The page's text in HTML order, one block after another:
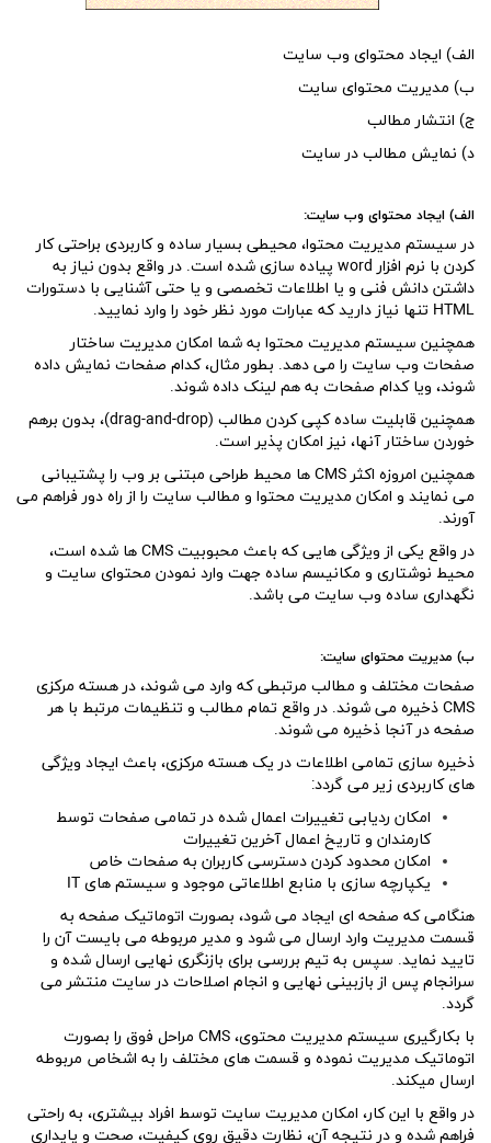
الف) ایجاد محتوای وب سایت
ب) مدیریت محتوای سایت
ج) انتشار مطالب
د) نمایش مطالب در سایت
الف) ایجاد محتوای وب سایت:
در سیستم مدیریت محتوا، محیطی بسیار ساده و کاربردی براحتی کار
کردن با نرم افزار word پیاده سازی شده است. در واقع بدون نیاز به
داشتن دانش فنی و یا اطلاعات تخصصی و یا حتی آشنایی با دستورات
HTML تنها نیاز دارید که عبارات مورد نظر خود را وارد نمایید.
همچنین سیستم مدیریت محتوا به شما امکان مدیریت ساختار
صفحات وب سایت را می دهد. بطور مثال، کدام صفحات نمایش داده
شوند، ویا کدام صفحات به هم لینک داده شوند.
همچنین قابلیت ساده کپی کردن مطالب (drag-and-drop)، بدون برهم
خوردن ساختار آنها، نیز امکان پذیر است.
همچنین امروزه اکثر CMS ها محیط طراحی مبتنی بر وب را پشتیبانی
می نمایند و امکان مدیریت محتوا و مطالب سایت را از راه دور فراهم می
آورند.
در واقع یکی از ویژگی هایی که باعث محبوبیت CMS ها شده است،
محیط نوشتاری و مکانیسم ساده جهت وارد نمودن محتوای سایت و
نگهداری ساده وب سایت می باشد.
ب) مدیریت محتوای سایت:
صفحات مختلف و مطالب مرتبطی که وارد می شوند، در هسته مرکزی
CMS ذخیره می شوند. در واقع تمام مطالب و تنظیمات مرتبط با هر
صفحه در آنجا ذخیره می شوند.
ذخیره سازی تمامی اطلاعات در یک هسته مرکزی، باعث ایجاد ویژگی
های کاربردی زیر می گردد:
امکان ردیابی تغییرات اعمال شده در تمامی صفحات توسط
کارمندان و تاریخ اعمال آخرین تغییرات
امکان محدود کردن دسترسی کاربران به صفحات خاص
یکپارچه سازی با منابع اطلاعاتی موجود و سیستم های IT
هنگامی که صفحه ای ایجاد می شود، بصورت اتوماتیک صفحه به
قسمت مدیریت وارد ارسال می شود و مدیر مربوطه می بایست آن را
تایید نماید. سپس به تیم بررسی برای بازنگری نهایی ارسال شده و
سرانجام پس از بازبینی نهایی و انجام اصلاحات در سایت منتشر می
گردد.
با بکارگیری سیستم مدیریت محتوی، CMS مراحل فوق را بصورت
اتوماتیک مدیریت نموده و قسمت های مختلف را به اشخاص مربوطه
ارسال میکند.
در واقع با این کار، امکان مدیریت سایت توسط افراد بیشتری، به راحتی
فراهم شده و در نتیجه آن، نظارت دقیق روی کیفیت، صحت و پایداری